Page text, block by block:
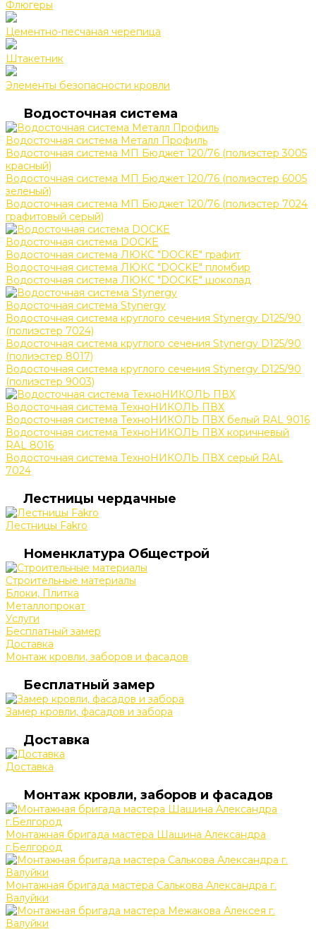
Флюгеры
Цементно-песчаная черепица
Штакетник
Элементы безопасности кровли
Водосточная система
Водосточная система Металл Профиль
Водосточная система МП Бюджет 120/76 (полиэстер 3005
красный)
Водосточная система МП Бюджет 120/76 (полиэстер 6005
зеленый)
Водосточная система МП Бюджет 120/76 (полиэстер 7024
графитовый серый)
Водосточная система DOCKE
Водосточная система ЛЮКС "DOCKE" графит
Водосточная система ЛЮКС "DOCKE" пломбир
Водосточная система ЛЮКС "DOCKE" шоколад
Водосточная система Stynergy
Водосточная система круглого сечения Stynergy D125/90
(полиэстер 7024)
Водосточная система круглого сечения Stynergy D125/90
(полиэстер 8017)
Водосточная система круглого сечения Stynergy D125/90
(полиэстер 9003)
Водосточная система ТехноНИКОЛЬ ПВХ
Водосточная система ТехноНИКОЛЬ ПВХ белый RAL 9016
Водосточная система ТехноНИКОЛЬ ПВХ коричневый
RAL 8016
Водосточная система ТехноНИКОЛЬ ПВХ серый RAL
7024
Лестницы чердачные
Лестницы Fakro
Номенклатура Общестрой
Строительные материалы
Блоки, Плитка
Металлопрокат
Услуги
Бесплатный замер
Доставка
Монтаж кровли, заборов и фасадов
Бесплатный замер
Замер кровли, фасадов и забора
Доставка
Доставка
Монтаж кровли, заборов и фасадов
Монтажная бригада мастера Шашина Александра
г.Белгород
Монтажная бригада мастера Салькова Александра г.
Валуйки